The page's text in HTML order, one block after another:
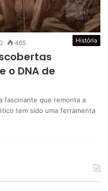
História
465
o DNA de
fascinante que remonta a
tem sido uma ferramenta